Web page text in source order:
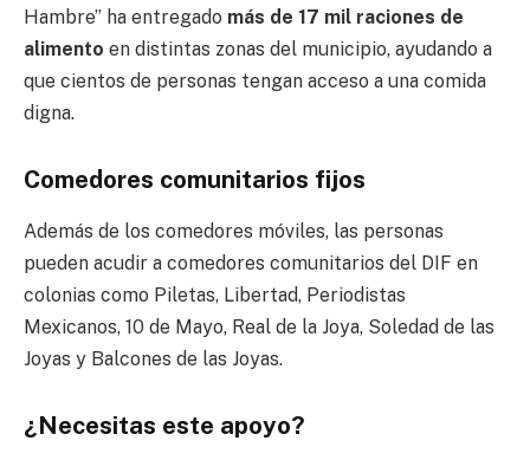
Hambre” ha entregado más de 17 mil raciones de
alimento en distintas zonas del municipio, ayudando a
que cientos de personas tengan acceso a una comida
digna.
Comedores comunitarios fijos
Además de los comedores móviles, las personas
pueden acudir a comedores comunitarios del DIF en
colonias como Piletas, Libertad, Periodistas
Mexicanos, 10 de Mayo, Real de la Joya, Soledad de las
Joyas y Balcones de las Joyas.
¿Necesitas este apoyo?